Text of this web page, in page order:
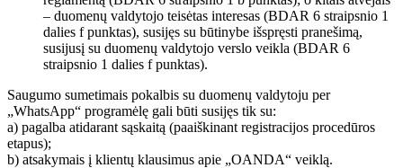
– duomenų valdytojo teisėtas interesas (BDAR 6 straipsnio 1
dalies f punktas), susijęs su būtinybe išspręsti pranešimą,
susijusį su duomenų valdytojo verslo veikla (BDAR 6
straipsnio 1 dalies f punktas).
Saugumo sumetimais pokalbis su duomenų valdytoju per
„WhatsApp“ programėlę gali būti susijęs tik su:
a) pagalba atidarant sąskaitą (paaiškinant registracijos procedūros
etapus);
b) atsakymais į klientų klausimus apie „OANDA“ veiklą.